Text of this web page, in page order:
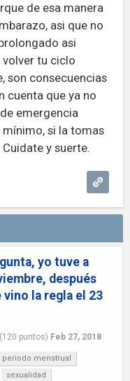
de esa manera
asi que no
asi
tu ciclo
son consecuencias
cuenta que ya no
emergencia
si la tomas
y suerte.
yo tuve a
después
vino la regla el 23
(120 puntos) Feb 27, 2018
periodo menstrual
sexualidad